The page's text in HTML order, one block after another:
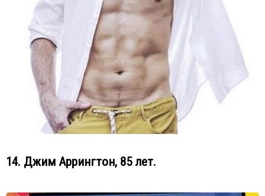
14. Джим Аррингтон, 85 лет.